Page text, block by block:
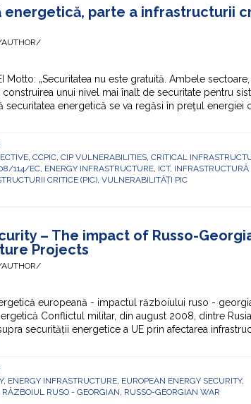
parte a infrastructurii
AUTHOR/
Motto: „Securitatea nu este gratuită. Ambele
unui nivel mai înalt de securitate pentru
securitatea energetică se va regăsi în preţul energiei
, CCPIC, CIP VULNERABILITIES, CRITICAL
114/EC, ENERGY INFRASTRUCTURE, ICT, INFRASTRUCTURĂ
CRITICE (PIC), VULNERABILITĂȚI PIC
– The impact of Russo-
Projects
AUTHOR/
europeană - impactul războiului ruso -
Conflictul militar, din august 2008, dintre
securității energetice a UE prin afectarea
, ENERGY INFRASTRUCTURE, EUROPEAN ENERGY SECURITY,
RĂZBOIUL RUSO - GEORGIAN, RUSSO-GEORGIAN WAR